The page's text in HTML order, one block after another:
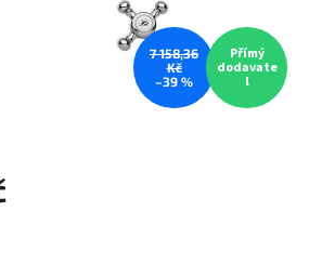
7 158,36
Kč
–39 %
Přímý
dodavate
l